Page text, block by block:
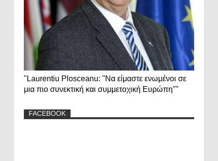
"Laurentiu Plosceanu: "Να είμαστε ενωμένοι σε
μια πιο συνεκτική και συμμετοχική Ευρώπη""
FACEBOOK